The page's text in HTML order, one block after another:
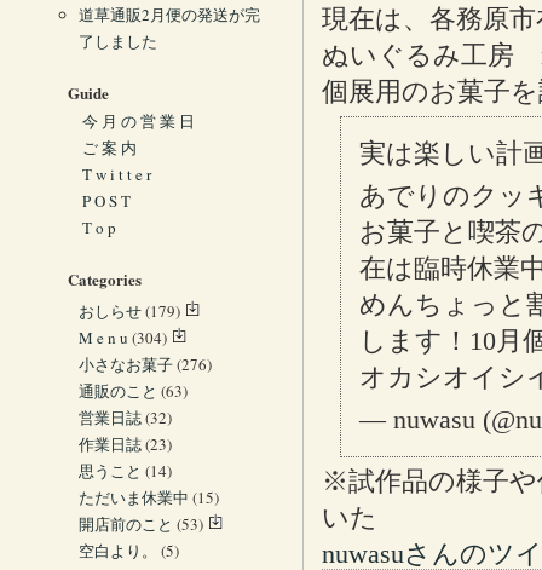
現在は、各務原
ぬいぐるみ工房
個展用のお菓子
実は楽しい計
あでりのクッ
お菓子と喫茶
在は臨時休業
めんちょっと
します！10月
オカシオイシ
— nuwasu
※試作品の様子
いた
nuwasuさんのツ
道草通販2月便の発送が完
了しました
Guide
今 月 の 営 業 日
ご 案 内
T w i t t e r
P O S T
T o p
Categories
おしらせ(179)
M e n u (304)
小さなお菓子(276)
通販のこと (63)
営業日誌(32)
作業日誌(23)
思うこと (14)
ただいま休業中 (15)
開店前のこと (53)
空白より。
(5)